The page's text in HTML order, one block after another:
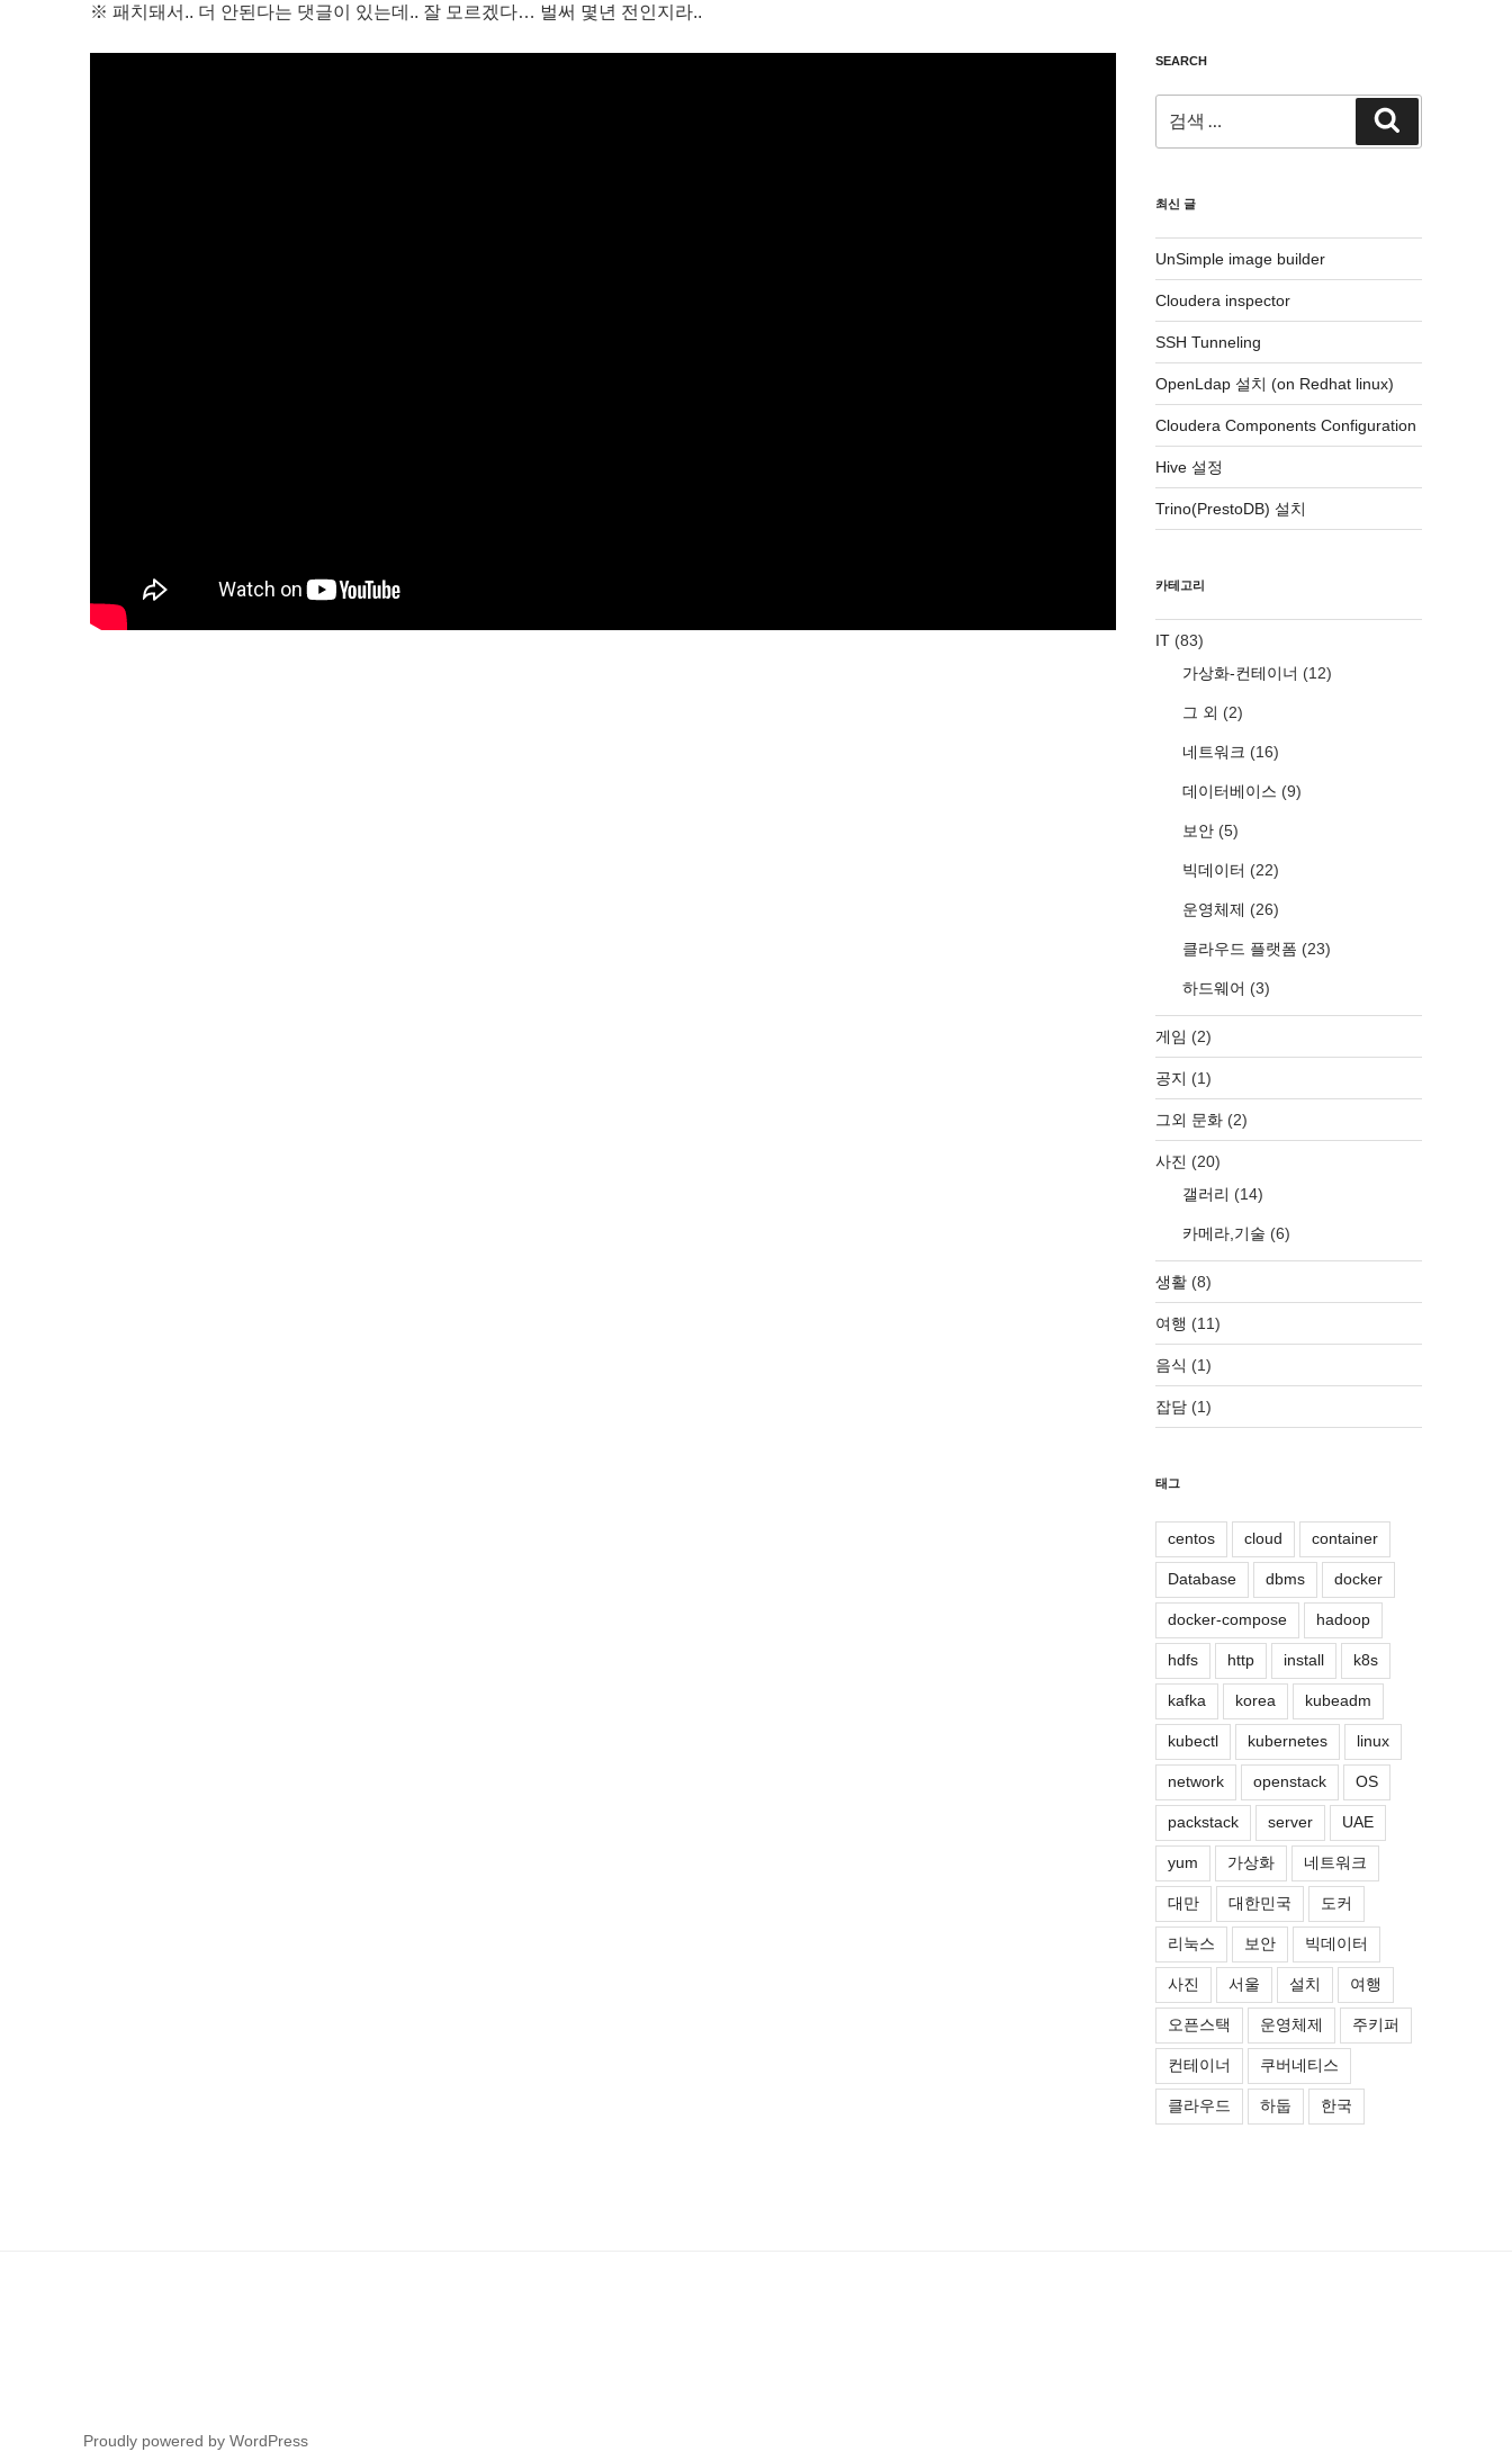
※ 패치돼서.. 더 안된다는 댓글이 있는데.. 잘 모르겠다… 벌써 몇년 전인지라..
SEARCH
색:
색
최신 글
UnSimple image builder
Cloudera inspector
SSH Tunneling
OpenLdap 설치 (on Redhat linux)
Cloudera Components Configuration
Hive 설정
Trino(PrestoDB) 설치
카테고리
IT (83)
가상화-컨테이너 (12)
그 외 (2)
네트워크 (16)
데이터베이스 (9)
보안 (5)
빅데이터 (22)
운영체제 (26)
클라우드 플랫폼 (23)
하드웨어 (3)
게임 (2)
공지 (1)
그외 문화 (2)
사진 (20)
갤러리 (14)
카메라,기술 (6)
생활 (8)
여행 (11)
음식 (1)
잡담 (1)
태그
centos cloud container
Database dbms docker
docker-compose hadoop
hdfs http install k8s
kafka korea kubeadm
kubectl kubernetes linux
network openstack OS
packstack server UAE
yum 가상화 네트워크
대만 대한민국 도커
리눅스 보안 빅데이터
사진 서울 설치 여행
오픈스택 운영체제 주키퍼
컨테이너 쿠버네티스
클라우드 하둡 한국
Proudly powered by WordPress